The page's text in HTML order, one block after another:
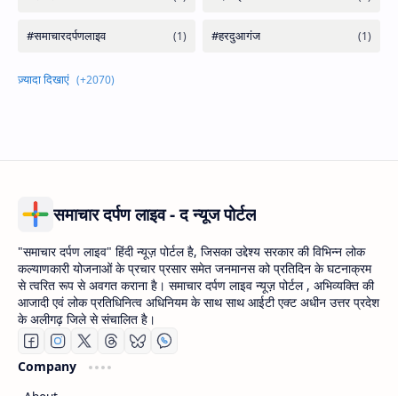
समाचार दर्पण लाइव - द न्यूज पोर्टल
"समाचार दर्पण लाइव" हिंदी न्यूज़ पोर्टल है, जिसका उद्देश्य सरकार की विभिन्न लोक
कल्याणकारी योजनाओं के प्रचार प्रसार समेत जनमानस को प्रतिदिन के घटनाक्रम
से त्वरित रूप से अवगत कराना है। समाचार दर्पण लाइव न्यूज़ पोर्टल , अभिव्यक्ति की
आजादी एवं लोक प्रतिधिनित्व अधिनियम के साथ साथ आईटी एक्ट अधीन उत्तर प्रदेश
के अलीगढ़ जिले से संचालित है।
Company